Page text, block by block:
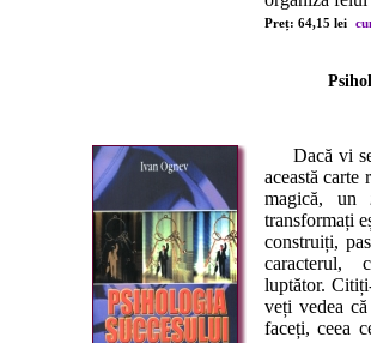
Preț: 64,15 lei
Dacă vi se
această carte
magică, un
transformați
construiți,
caracterul,
luptător.
veți vedea
faceți, ceea